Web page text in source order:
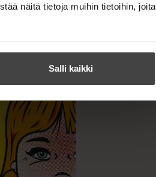
näitä tietoja muihin tietoihin, joita
Salli kaikki